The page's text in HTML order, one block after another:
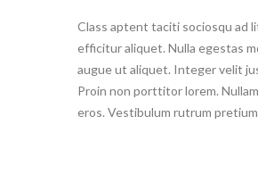
Class aptent taciti sociosqu ad
efficitur aliquet. Nulla egestas
augue ut aliquet. Integer velit
Proin non porttitor lorem.
eros. Vestibulum rutrum